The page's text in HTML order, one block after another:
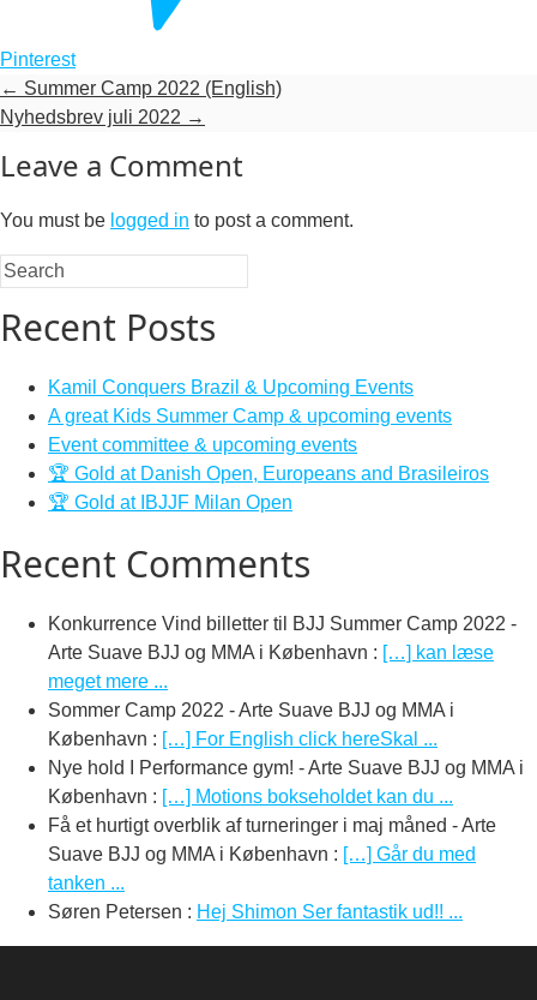
Pinterest
← Summer Camp 2022 (English)
Nyhedsbrev juli 2022 →
Leave a Comment
You must be logged in to post a comment.
Recent Posts
Kamil Conquers Brazil & Upcoming Events
A great Kids Summer Camp & upcoming events
Event committee & upcoming events
🏆 Gold at Danish Open, Europeans and Brasileiros
🏆 Gold at IBJJF Milan Open
Recent Comments
Konkurrence Vind billetter til BJJ Summer Camp 2022 -
Arte Suave BJJ og MMA i København : […] kan læse
meget mere ...
Sommer Camp 2022 - Arte Suave BJJ og MMA i
København : […] For English click hereSkal ...
Nye hold I Performance gym! - Arte Suave BJJ og MMA i
København : […] Motions bokseholdet kan du ...
Få et hurtigt overblik af turneringer i maj måned - Arte
Suave BJJ og MMA i København : […] Går du med
tanken ...
Søren Petersen : Hej Shimon Ser fantastik ud!! ...